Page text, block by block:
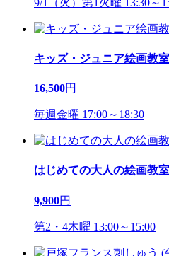
キッズ・ジュニア絵画教
16,500円
毎週金曜 17:00～18:30
はじめての大人の絵画教室
9,900円
第2・4木曜 13:00～15:00